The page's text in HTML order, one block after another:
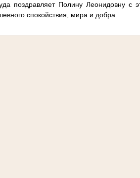
поздравляет Полину Леонидовну
спокойствия, мира и добра.